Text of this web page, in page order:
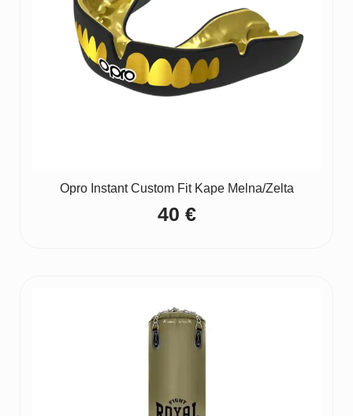
Opro Instant Custom Fit Kape Melna/Zelta
40 €